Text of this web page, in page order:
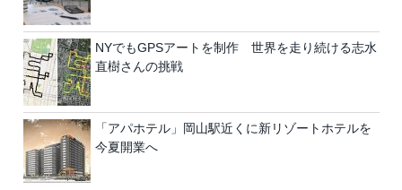
NYでもGPSアートを制作 世界を走り続ける志水
直樹さんの挑戦
「アパホテル」岡山駅近くに新リゾートホテルを
今夏開業へ